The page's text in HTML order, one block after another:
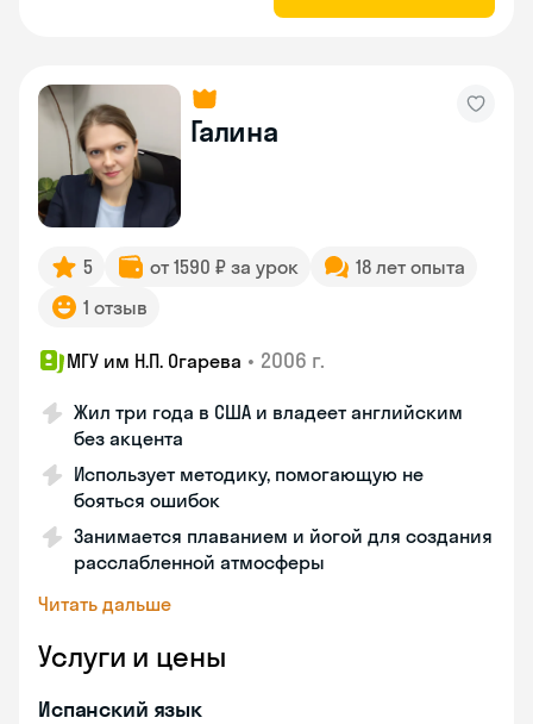
Галина
5 от 1590 ₽ за урок
18 лет опыта
1 отзыв
МГУ им Н.П. Огарева • 2006 г.
Жил три года в США и владеет английским
без акцента
Использует методику, помогающую не
бояться ошибок
Занимается плаванием и йогой для создания
расслабленной атмосферы
Читать дальше
Услуги и цены
Испанский язык